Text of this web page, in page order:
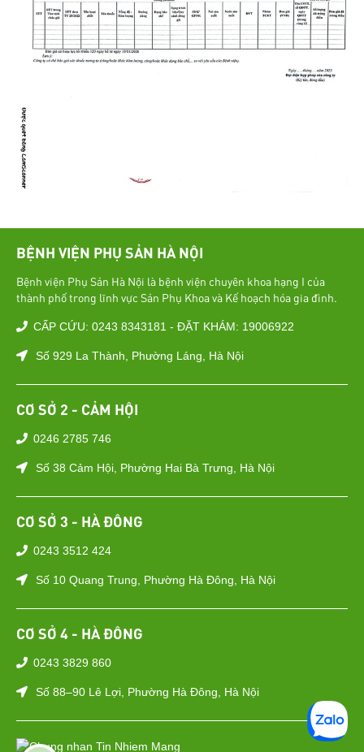
BỆNH VIỆN PHỤ SẢN HÀ NỘI
Bệnh viện Phụ Sản Hà Nội là bệnh viện chuyên khoa hạng I của
thành phố trong lĩnh vực Sản Phụ Khoa và Kế hoạch hóa gia đình.
CẤP CỨU: 0243 8343181 - ĐẶT KHÁM: 19006922
Số 929 La Thành, Phường Láng, Hà Nội
CƠ SỞ 2 - CẢM HỘI
0246 2785 746
Số 38 Cảm Hội, Phường Hai Bà Trưng, Hà Nội
CƠ SỞ 3 - HÀ ĐÔNG
0243 3512 424
Số 10 Quang Trung, Phường Hà Đông, Hà Nội
CƠ SỞ 4 - HÀ ĐÔNG
0243 3829 860
Số 88–90 Lê Lợi, Phường Hà Đông, Hà Nội